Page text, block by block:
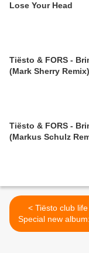
Lose Your Head
Tiësto & FORS -
(Mark Sherry Remix)
Tiësto & FORS -
(Markus Schulz
< Tiësto club life 376 -
Special new album:
Called